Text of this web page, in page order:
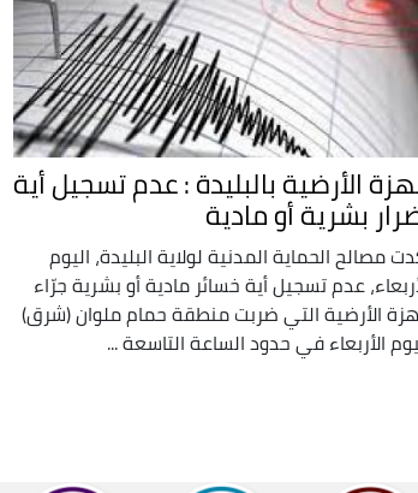
الأرضية بالبليدة : عدم تسجيل أية
بشرية أو مادية
مصالح الحماية المدنية لولاية البليدة، اليوم
عدم تسجيل أية خسائر مادية أو بشرية جرّاء
الأرضية التي ضربت منطقة حمام ملوان (شرق)
الأربعاء في حدود الساعة التاسعة ...